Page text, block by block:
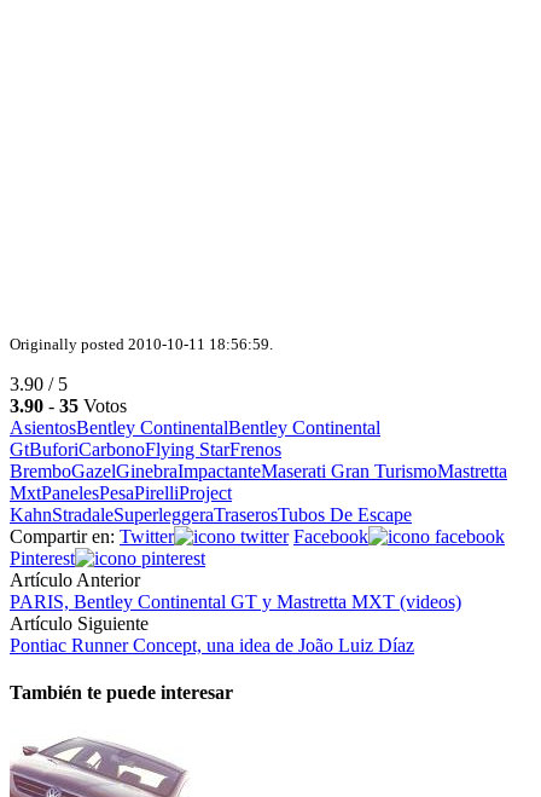
Originally posted 2010-10-11 18:56:59.
3.90 / 5
3.90 - 35 Votos
AsientosBentley ContinentalBentley Continental
GtBuforiCarbonoFlying StarFrenos
BremboGazelGinebraImpactanteMaserati Gran TurismoMastretta
MxtPanelesPesaPirelliProject
KahnStradaleSuperleggeraTraserosTubos De Escape
Compartir en: Twitter
Facebook
Pinterest
Artículo Anterior
PARIS, Bentley Continental GT y Mastretta MXT (videos)
Artículo Siguiente
Pontiac Runner Concept, una idea de João Luiz Díaz
También te puede interesar